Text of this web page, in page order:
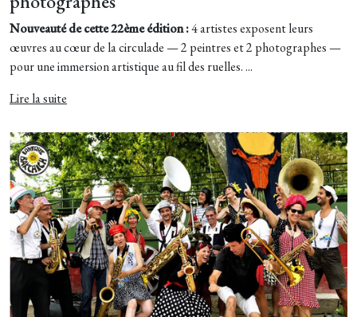
Nouveauté de cette 22ème édition :4 artistes exposent leurs
œuvres au cœur de la circulade — 2 peintres et 2 photographes —
pour une immersion artistique au fil des ruelles. ...
Lire la suite